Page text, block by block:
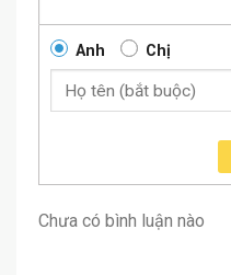
Anh Chị
Chưa có bình luận nào